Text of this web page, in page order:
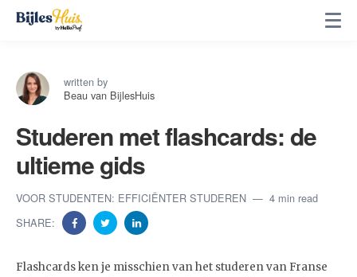
written by
Beau van BijlesHuis
Studeren met flashcards: de
ultieme gids
VOOR STUDENTEN: EFFICIËNTER STUDEREN
4 min read
SHARE:
Flashcards ken je misschien van het studeren van Franse